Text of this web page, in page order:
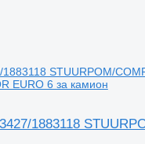
EURO 6 за камион
1883118